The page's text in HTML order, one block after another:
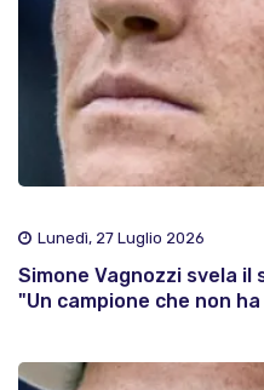
Lunedì, 27 Luglio 2026
Simone Vagnozzi svela
"Un campione che non ha